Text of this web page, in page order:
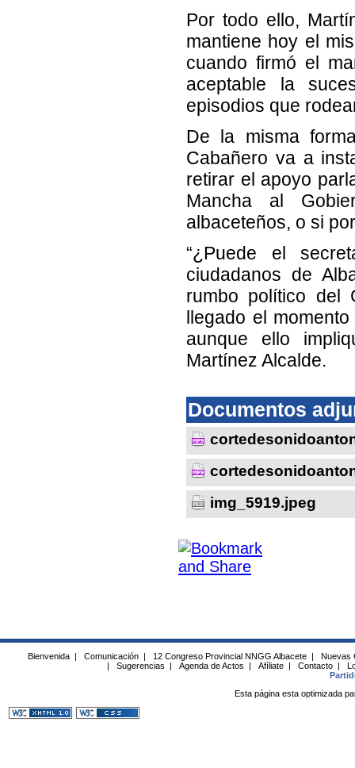
Por todo ello,
mantiene hoy el
cuando firmó el
aceptable la
episodios que
De la misma
Cabañero va a
retirar el apoyo
Mancha al
albaceteños, o si
“¿Puede el
ciudadanos de
rumbo político del
llegado el
aunque ello
Martínez Alcalde.
Documentos
img_5919.jpeg
Bienvenida | Comunicación | 12 Congreso Provincial NNGG Albacete |
Nuevas
|
Sugerencias | Agenda de Actos | Afíliate | Contacto |
Esta página esta optimizada